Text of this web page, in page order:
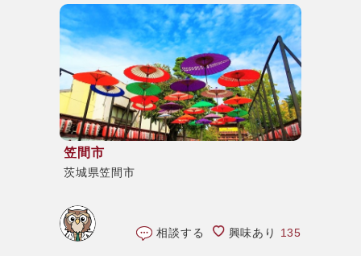
笠間市
茨城県笠間市
相談する 興味あり 135